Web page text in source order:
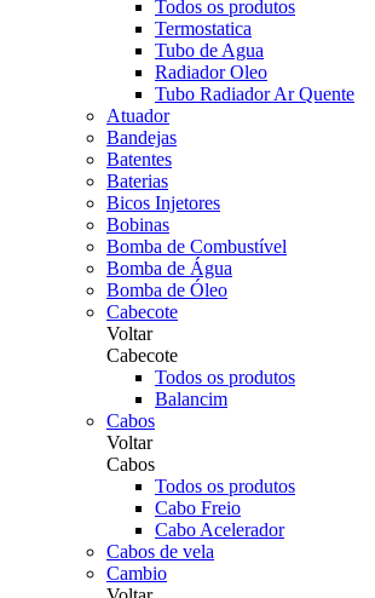
Todos os produtos
Termostatica
Tubo de Agua
Radiador Oleo
Tubo Radiador Ar Quente
Atuador
Bandejas
Batentes
Baterias
Bicos Injetores
Bobinas
Bomba de Combustível
Bomba de Água
Bomba de Óleo
Cabecote
Voltar
Cabecote
Todos os produtos
Balancim
Cabos
Voltar
Cabos
Todos os produtos
Cabo Freio
Cabo Acelerador
Cabos de vela
Cambio